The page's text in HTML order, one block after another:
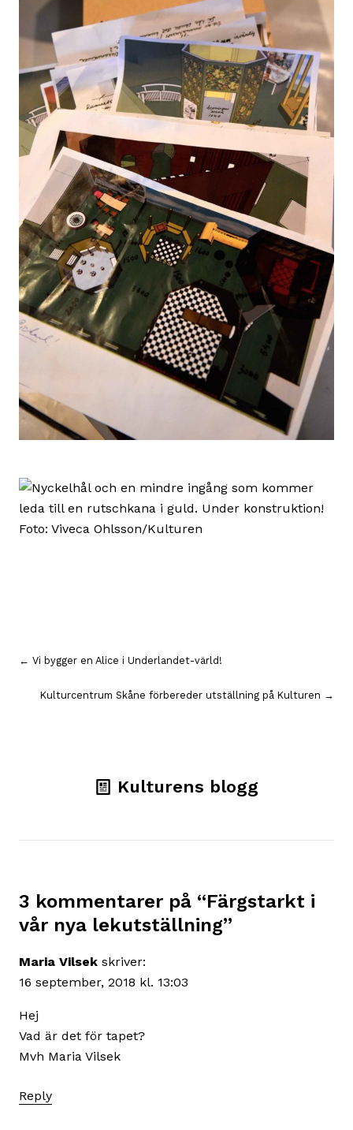
Inläggsnavigering
← Vi bygger en Alice i Underlandet-värld!
Kulturcentrum Skåne förbereder utställning på Kulturen →
Kulturens blogg
3 kommentarer på “Färgstarkt i
vår nya lekutställning”
Maria Vilsek skriver:
16 september, 2018 kl. 13:03
Hej
Vad är det för tapet?
Mvh Maria Vilsek
Reply